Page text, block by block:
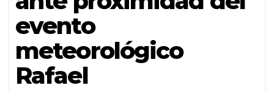
evento
meteorológico
Rafael